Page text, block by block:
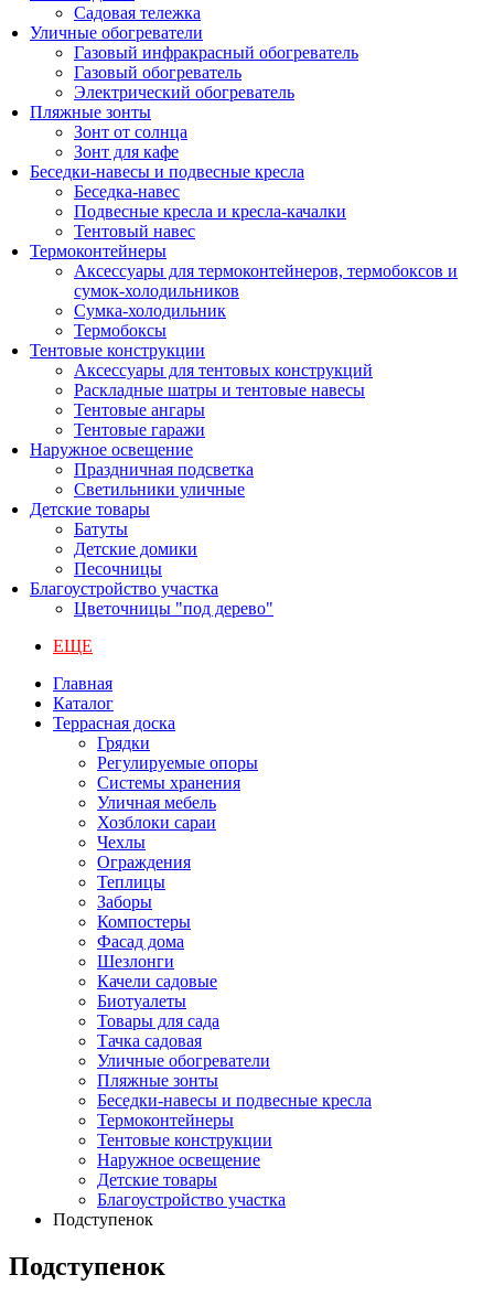
Садовая тележка
Уличные обогреватели
Газовый инфракрасный обогреватель
Газовый обогреватель
Электрический обогреватель
Пляжные зонты
Зонт от солнца
Зонт для кафе
Беседки-навесы и подвесные кресла
Беседка-навес
Подвесные кресла и кресла-качалки
Тентовый навес
Термоконтейнеры
Аксессуары для термоконтейнеров, термобоксов и
сумок-холодильников
Сумка-холодильник
Термобоксы
Тентовые конструкции
Аксессуары для тентовых конструкций
Раскладные шатры и тентовые навесы
Тентовые ангары
Тентовые гаражи
Наружное освещение
Праздничная подсветка
Светильники уличные
Детские товары
Батуты
Детские домики
Песочницы
Благоустройство участка
Цветочницы "под дерево"
ЕЩЕ
Главная
Каталог
Террасная доска
Грядки
Регулируемые опоры
Системы хранения
Уличная мебель
Хозблоки сараи
Чехлы
Ограждения
Теплицы
Заборы
Компостеры
Фасад дома
Шезлонги
Качели садовые
Биотуалеты
Товары для сада
Тачка садовая
Уличные обогреватели
Пляжные зонты
Беседки-навесы и подвесные кресла
Термоконтейнеры
Тентовые конструкции
Наружное освещение
Детские товары
Благоустройство участка
Подступенок
Подступенок